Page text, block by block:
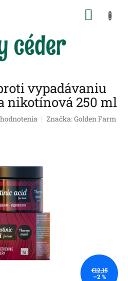
vypadávaniu
nikotínová 250 ml
Značka:Golden Farm
€12,15
–2 %